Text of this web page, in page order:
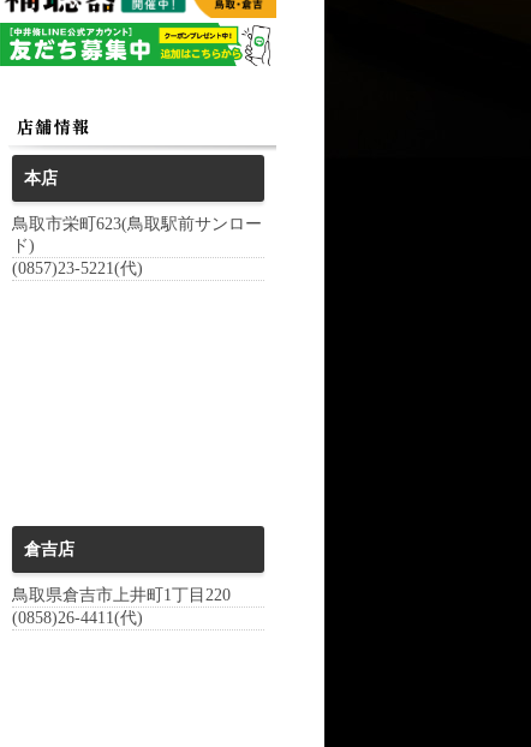
本店
鳥取市栄町623(鳥取駅前サンロー
ド)
(0857)23-5221(代)
倉吉店
鳥取県倉吉市上井町1丁目220
(0858)26-4411(代)